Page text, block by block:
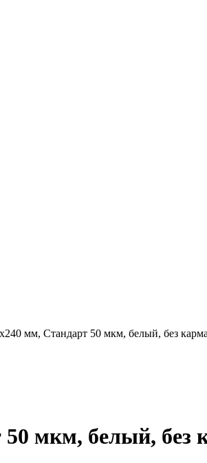
мм, Стандарт 50 мкм, белый, без
мкм, белый, без